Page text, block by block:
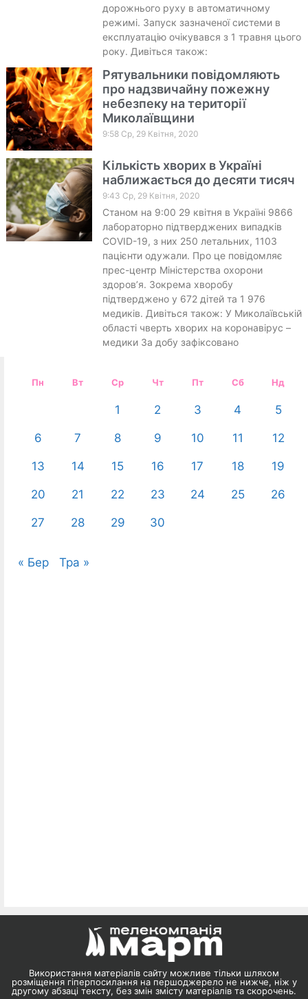
дорожнього руху в автоматичному
режимі. Запуск зазначеної системи в
експлуатацію очікувався з 1 травня цього
року. Дивіться також:
Рятувальники повідомляють
про надзвичайну пожежну
небезпеку на території
Миколаївщини
9:58 Ср, 29 Квітня, 2020
Кількість хворих в Україні
наближається до десяти тисяч
9:43 Ср, 29 Квітня, 2020
Станом на 9:00 29 квітня в Україні 9866
лабораторно підтверджених випадків
COVID-19, з них 250 летальних, 1103
пацієнти одужали. Про це повідомляє
прес-центр Міністерства охорони
здоров’я. Зокрема хворобу
підтверджено у 672 дітей та 1 976
медиків. Дивіться також: У Миколаївській
області чверть хворих на коронавірус –
медики За добу зафіксовано
Пн Вт Ср Чт Пт Сб Нд
1 2 3 4 5
6 7 8 9 10 11 12
13 14 15 16 17 18 19
20 21 22 23 24 25 26
27 28 29 30
« Бер Тра »
Використання матеріалів сайту можливе тільки шляхом
розміщення гіперпосилання на першоджерело не нижче, ніж у
другому абзаці тексту, без змін змісту матеріалів та скорочень.